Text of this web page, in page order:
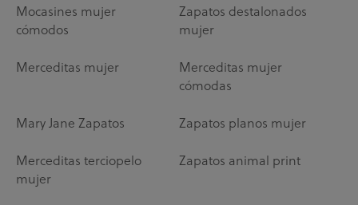
Mocasines mujer
cómodos
Zapatos destalonados
mujer
Merceditas mujer
Merceditas mujer
cómodas
Mary Jane Zapatos Zapatos planos mujer
Merceditas terciopelo
mujer
Zapatos animal print